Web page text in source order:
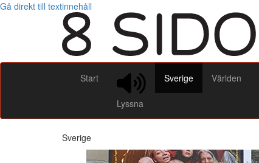
Gå direkt till textinnehåll
Start
Lyssna
Sverige Världen
Sverige